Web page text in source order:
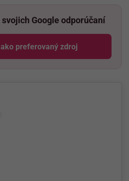
svojich Google odporúčaní
preferovaný zdroj
Odzadu, odkaz sa otvorí v